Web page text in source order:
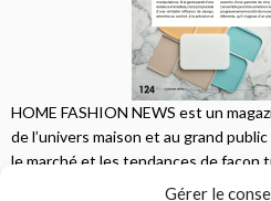
Gérer le
HOME FASHION NEWS est un
de l’univers maison et au grand
le marché et les tendances de façon
lecteurs une vision complète.